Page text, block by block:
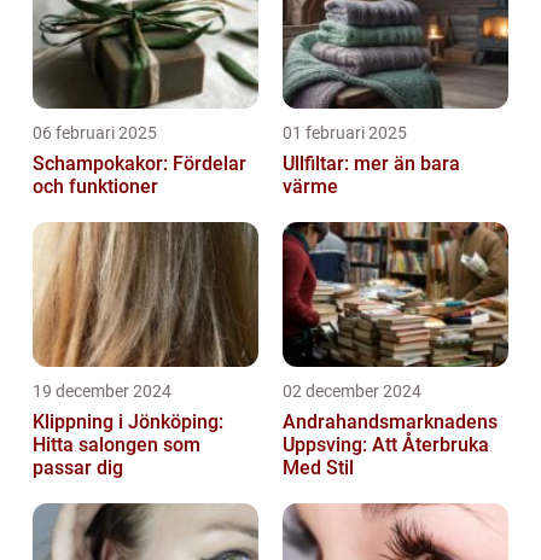
06 februari 2025
Schampokakor: Fördelar
och funktioner
01 februari 2025
Ullfiltar: mer än bara
värme
19 december 2024
Klippning i Jönköping:
Hitta salongen som
passar dig
02 december 2024
Andrahandsmarknadens
Uppsving: Att Återbruka
Med Stil